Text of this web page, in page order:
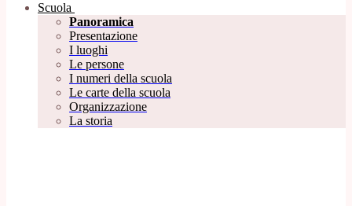
Scuola
Panoramica
Presentazione
I luoghi
Le persone
I numeri della scuola
Le carte della scuola
Organizzazione
La storia